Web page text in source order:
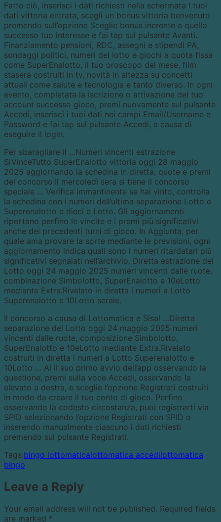
Fatto ciò, inserisci i dati richiesti nella schermata I tuoi
dati vittoria entrata, scegli un bonus vittoria benvenuto
premendo sull’opzione Sceglie bonus inerente a quello
successo tuo interesse e fai tap sul pulsante Avanti.
Finanziamento pensioni, RDC, assegni e stipendi PA,
sondaggi politici, numeri del lotto e giochi a quota fissa
come SuperEnalotto, il tuo oroscopo del mese, film
stasera costruiti in tv, novità in altezza su concetti
attuali come salute e tecnologia e tanto diverso. In ogni
evento, completata la iscrizione o attivazione del tuo
account successo gioco, premi nuovamente sul pulsante
Accedi, inserisci i tuoi dati nei campi Email/Username e
Password e fai tap sul pulsante Accedi, a causa di
eseguire il login.
Per sbaragliare il …Numeri vincenti estrazione
SiVinceTutto SuperEnalotto vittoria oggi 28 maggio
2025 aggiornando la schedina in diretta, quote e premi
del concorso.Il mercoledì sera si tiene il concorso
speciale … Verifica immantinente se hai vinto, controlla
la schedina con i numeri dell’ultima separazione Lotto e
Superenalotto e dieci e Lotto. Gli aggiornamenti
riportano perfino le vincite e i premi più significativi
anche dei precedenti turni di gioco. In Aggiunta, per
quale ama provare la sorte mediante le previsioni, ogni
aggiornamento indica quali sono i numeri ritardatari più
significativi segnalati nell’archivio. Diretta estrazione del
Lotto oggi 24 maggio 2025 numeri vincenti dalle ruote,
combinazione Simbolotto, SuperEnalotto e 10eLotto
mediante Extra.Rivelato in diretta i numeri a Lotto
Superenalotto e 10Lotto serale.
Il concorso a causa di Lottomatica e Sisal …Diretta
separazione del Lotto oggi 24 maggio 2025 numeri
vincenti dalle ruote, composizione Simbolotto,
SuperEnalotto e 10eLotto mediante Extra.Rivelato
costruiti in diretta i numeri a Lotto Superenalotto e
10Lotto … Al il suo primo avvio dell’app osservando la
questione, premi sulla voce Accedi, osservando la
elevato a destra, e sceglie l’opzione Registrati costruiti
in modo da creare il tuo conto di gioco. Perfino
osservando la codesto circostanza, puoi registrarti via
SPID selezionando l’opzione Registrati con SPID o
inserendo manualmente ciascuno i dati richiesti
premendo sul pulsante Registrati.
Tags:bingo lottomaticalottomatica accedilottomatica
bingo
Leave a Reply
Your email address will not be published. Required fields
are marked *